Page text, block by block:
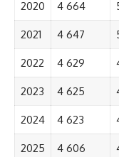
2020 4 664
2021 4 647
2022 4 629
2023 4 625
2024 4 623
2025 4 606